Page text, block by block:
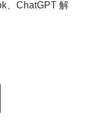
、ChatGPT 解